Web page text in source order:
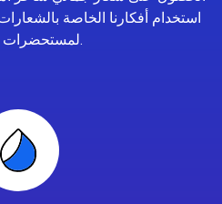
استخدام أفكارنا الخاصة
لمستحضرات التجميل.